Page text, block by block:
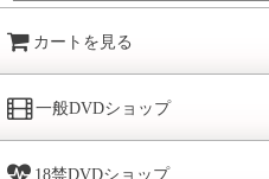
カートを見る
一般DVDショップ
18禁DVDショップ